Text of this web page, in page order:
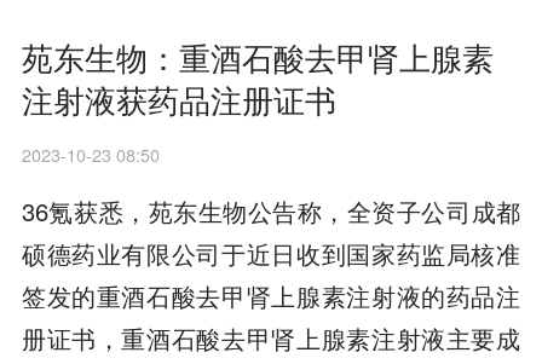
苑东生物：重酒石酸去甲肾上腺素
注射液获药品注册证书
2023-10-23 08:50
36氪获悉，苑东生物公告称，全资子公司成都
硕德药业有限公司于近日收到国家药监局核准
签发的重酒石酸去甲肾上腺素注射液的药品注
册证书，重酒石酸去甲肾上腺素注射液主要成